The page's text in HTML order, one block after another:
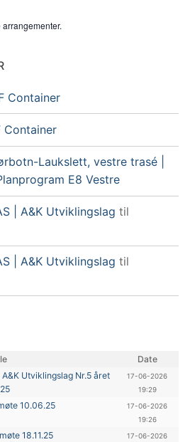
Container
Container
Laukslett, vestre trasé |
E8 Vestre
| A&K Utviklingslag til
| A&K Utviklingslag til
Date
Utviklingslag Nr.5 året
17-06-2026
19:29
10.06.25
17-06-2026
19:26
18.11.25 17-06-2026